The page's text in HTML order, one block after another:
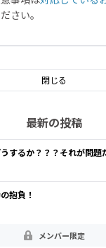
さい。
閉じる
最新の投稿
するか？？？それが問題
抱負！
メンバー限定